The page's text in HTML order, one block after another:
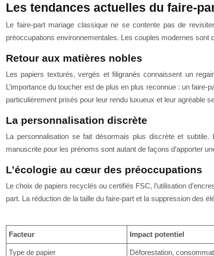
Les tendances actuelles du faire-
Le faire-part mariage classique ne se contente pas de
préoccupations environnementales. Les couples modernes sont
Retour aux matières nobles
Les papiers texturés, vergés et filigranés connaissent un
L’importance du toucher est de plus en plus reconnue : un
particulièrement prisés pour leur rendu luxueux et leur agréable
La personnalisation discrète
La personnalisation se fait désormais plus discrète et subtile.
manuscrite pour les prénoms sont autant de façons d’apporter
L’écologie au cœur des préoccupations
Le choix de papiers recyclés ou certifiés FSC, l’utilisation
part. La réduction de la taille du faire-part et la suppression des
Facteur Impact potentiel
Type de papier Déforestation,